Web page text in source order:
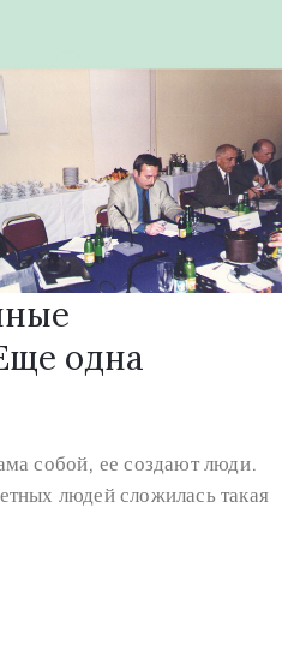
одна
собой, ее создают люди.
людей сложилась такая